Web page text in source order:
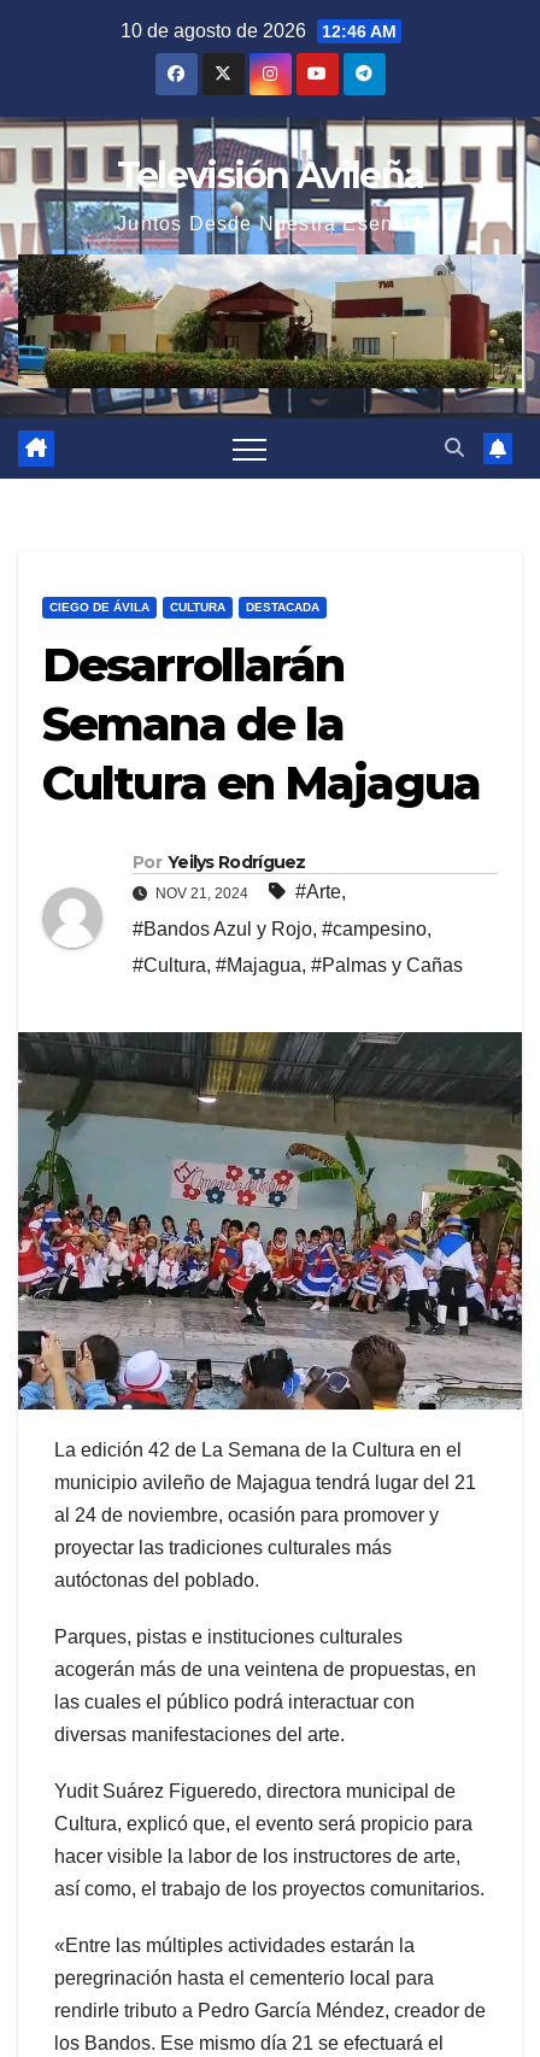
10 de agosto de 2026 12:46 AM
Televisión Avileña
Juntos Desde Nuestra Esencia
CIEGO DE ÁVILA CULTURA DESTACADA
Desarrollarán
Semana de la
Cultura en Majagua
Por Yeilys Rodríguez
NOV 21, 2024 #Arte,
#Bandos Azul y Rojo, #campesino,
#Cultura, #Majagua, #Palmas y Cañas
La edición 42 de La Semana de la Cultura en el
municipio avileño de Majagua tendrá lugar del 21
al 24 de noviembre, ocasión para promover y
proyectar las tradiciones culturales más
autóctonas del poblado.
Parques, pistas e instituciones culturales
acogerán más de una veintena de propuestas, en
las cuales el público podrá interactuar con
diversas manifestaciones del arte.
Yudit Suárez Figueredo, directora municipal de
Cultura, explicó que, el evento será propicio para
hacer visible la labor de los instructores de arte,
así como, el trabajo de los proyectos comunitarios.
«Entre las múltiples actividades estarán la
peregrinación hasta el cementerio local para
rendirle tributo a Pedro García Méndez, creador de
los Bandos. Ese mismo día 21 se efectuará el